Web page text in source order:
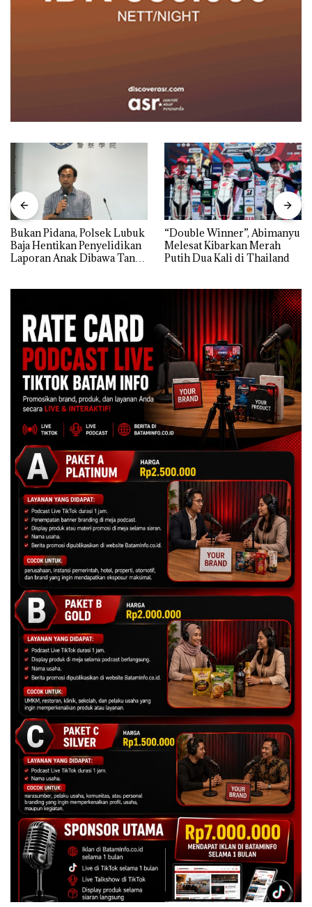
Bukan Pidana, Polsek Lubuk
Baja Hentikan Penyelidikan
Laporan Anak Dibawa Tanpa
“Double Winner”, Abimanyu
Melesat Kibarkan Merah
Putih Dua Kali di Thailand